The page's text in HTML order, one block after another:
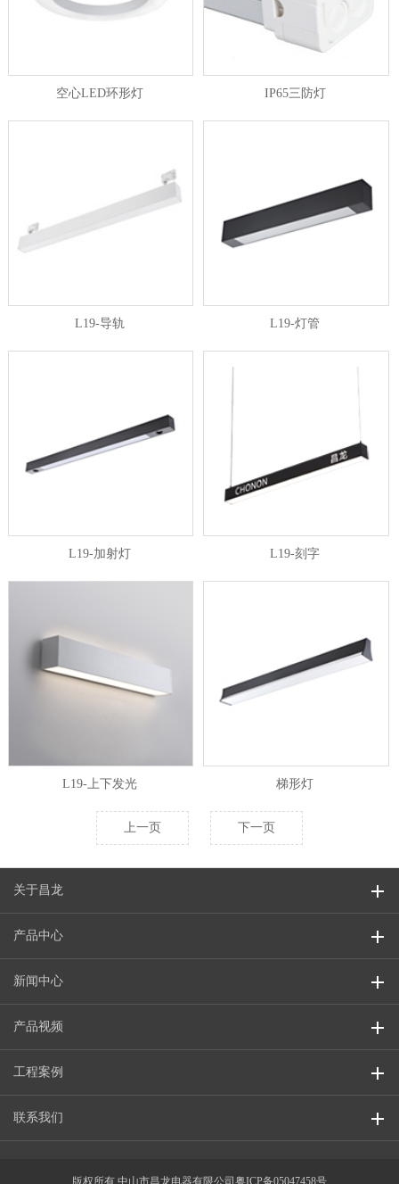
空心LED环形灯 IP65三防灯
L19-导轨 L19-灯管
L19-加射灯 L19-刻字
L19-上下发光 梯形灯
上一页 下一页
关于昌龙
产品中心
新闻中心
产品视频
工程案例
联系我们